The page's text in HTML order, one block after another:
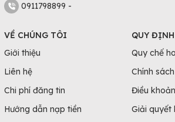
0911798899 -
VỀ CHÚNG TÔI
Giới thiệu
Liên hệ
Chi phí đăng tin
Hướng dẫn nạp tiền
QUY ĐỊNH
Quy chế
Chính
Điều
Giải quyết